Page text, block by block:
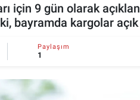
için 9 gün olarak
bayramda kargolar
Paylaşım
1